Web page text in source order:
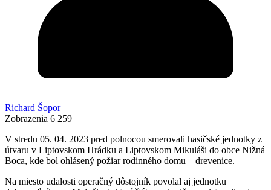
Richard Šopor
Zobrazenia 6 259
V stredu 05. 04. 2023 pred polnocou smerovali hasičské jednotky z
útvaru v Liptovskom Hrádku a Liptovskom Mikuláši do obce Nižná
Boca, kde bol ohlásený požiar rodinného domu – drevenice.
Na miesto udalosti operačný dôstojník povolal aj jednotku